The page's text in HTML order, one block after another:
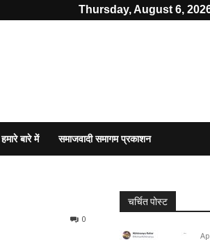
Thursday, August 6,
हमारे बारे में समाजवादी समागम प्रकाशन
0
चर्चित पोस्ट